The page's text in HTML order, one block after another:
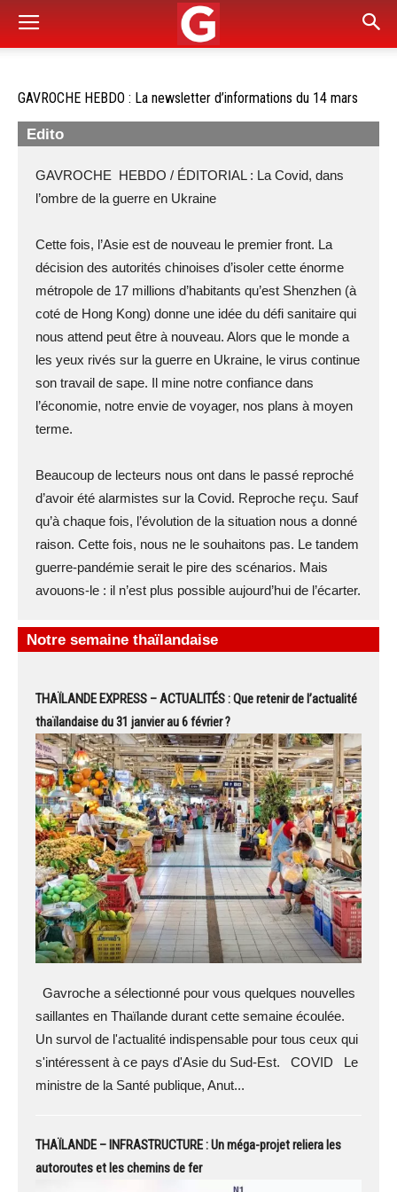
GAVROCHE HEBDO : La newsletter d’informations du 14 mars
Edito
GAVROCHE HEBDO / ÉDITORIAL : La Covid, dans
l’ombre de la guerre en Ukraine
Cette fois, l’Asie est de nouveau le premier front. La
décision des autorités chinoises d’isoler cette énorme
métropole de 17 millions d’habitants qu’est Shenzhen (à
coté de Hong Kong) donne une idée du défi sanitaire qui
nous attend peut être à nouveau. Alors que le monde a
les yeux rivés sur la guerre en Ukraine, le virus continue
son travail de sape. Il mine notre confiance dans
l’économie, notre envie de voyager, nos plans à moyen
terme.
Beaucoup de lecteurs nous ont dans le passé reproché
d’avoir été alarmistes sur la Covid. Reproche reçu. Sauf
qu’à chaque fois, l’évolution de la situation nous a donné
raison. Cette fois, nous ne le souhaitons pas. Le tandem
guerre-pandémie serait le pire des scénarios. Mais
avouons-le : il n’est plus possible aujourd’hui de l’écarter.
Notre semaine thaïlandaise
THAÏLANDE EXPRESS – ACTUALITÉS : Que retenir de l’actualité
thaïlandaise du 31 janvier au 6 février ?
Gavroche a sélectionné pour vous quelques nouvelles
saillantes en Thaïlande durant cette semaine écoulée.
Un survol de l'actualité indispensable pour tous ceux qui
s'intéressent à ce pays d'Asie du Sud-Est. COVID Le
ministre de la Santé publique, Anut...
THAÏLANDE – INFRASTRUCTURE : Un méga-projet reliera les
autoroutes et les chemins de fer